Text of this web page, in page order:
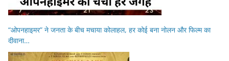
“ओपनहाइमर” ने जनता के बीच मचाया कोलाहल, हर कोई बना नोलन और फिल्म का
दीवाना…